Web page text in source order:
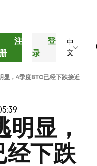
注
登
录
中
文
显，4季度BTC已经下跌接近
明显，
经下跌